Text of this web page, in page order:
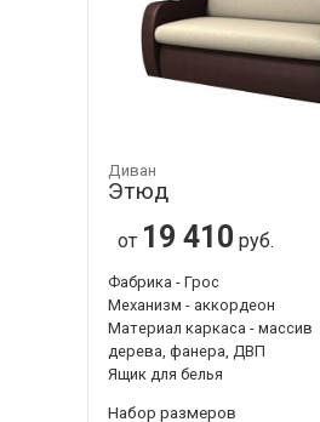
Диван
Этюд
от 19 410 руб.
Фабрика - Грос
Механизм - аккордеон
Материал каркаса - массив
дерева, фанера, ДВП
Ящик для белья
Набор размеров